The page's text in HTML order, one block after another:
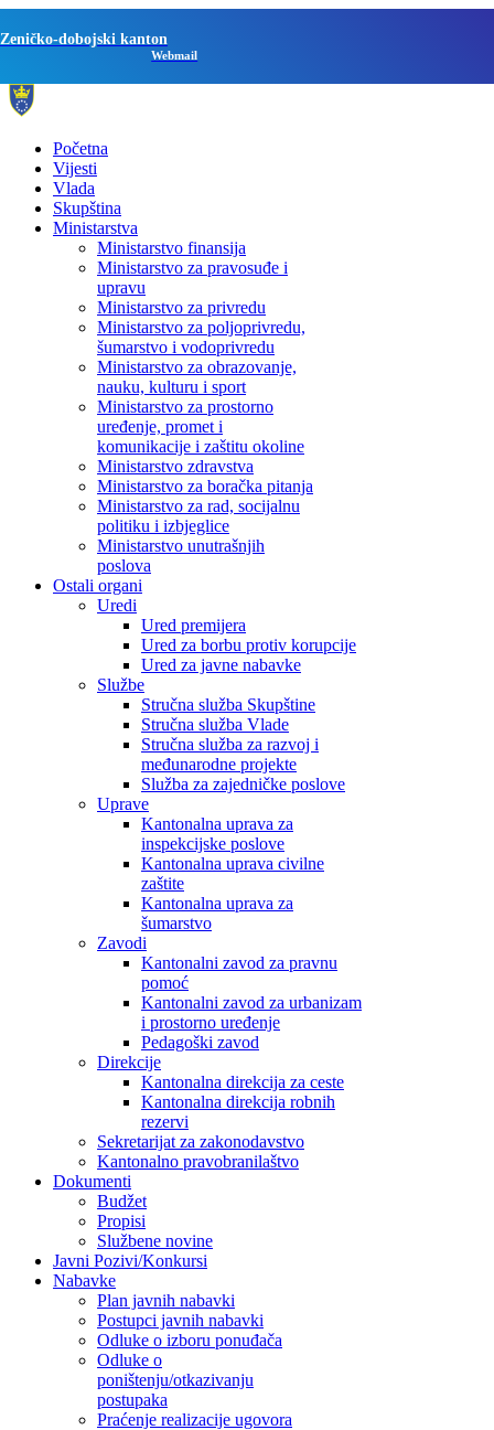
Zeničko-dobojski kanton
Webmail
Početna
Vijesti
Vlada
Skupština
Ministarstva
Ministarstvo finansija
Ministarstvo za pravosuđe i
upravu
Ministarstvo za privredu
Ministarstvo za poljoprivredu,
šumarstvo i vodoprivredu
Ministarstvo za obrazovanje,
nauku, kulturu i sport
Ministarstvo za prostorno
uređenje, promet i
komunikacije i zaštitu okoline
Ministarstvo zdravstva
Ministarstvo za boračka pitanja
Ministarstvo za rad, socijalnu
politiku i izbjeglice
Ministarstvo unutrašnjih
poslova
Ostali organi
Uredi
Ured premijera
Ured za borbu protiv korupcije
Ured za javne nabavke
Službe
Stručna služba Skupštine
Stručna služba Vlade
Stručna služba za razvoj i
međunarodne projekte
Služba za zajedničke poslove
Uprave
Kantonalna uprava za
inspekcijske poslove
Kantonalna uprava civilne
zaštite
Kantonalna uprava za
šumarstvo
Zavodi
Kantonalni zavod za pravnu
pomoć
Kantonalni zavod za urbanizam
i prostorno uređenje
Pedagoški zavod
Direkcije
Kantonalna direkcija za ceste
Kantonalna direkcija robnih
rezervi
Sekretarijat za zakonodavstvo
Kantonalno pravobranilaštvo
Dokumenti
Budžet
Propisi
Službene novine
Javni Pozivi/Konkursi
Nabavke
Plan javnih nabavki
Postupci javnih nabavki
Odluke o izboru ponuđača
Odluke o
poništenju/otkazivanju
postupaka
Praćenje realizacije ugovora